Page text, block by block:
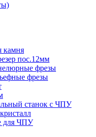
камня
пос.12мм
фрезы
фрезы
станок с ЧПУ
для ЧПУ